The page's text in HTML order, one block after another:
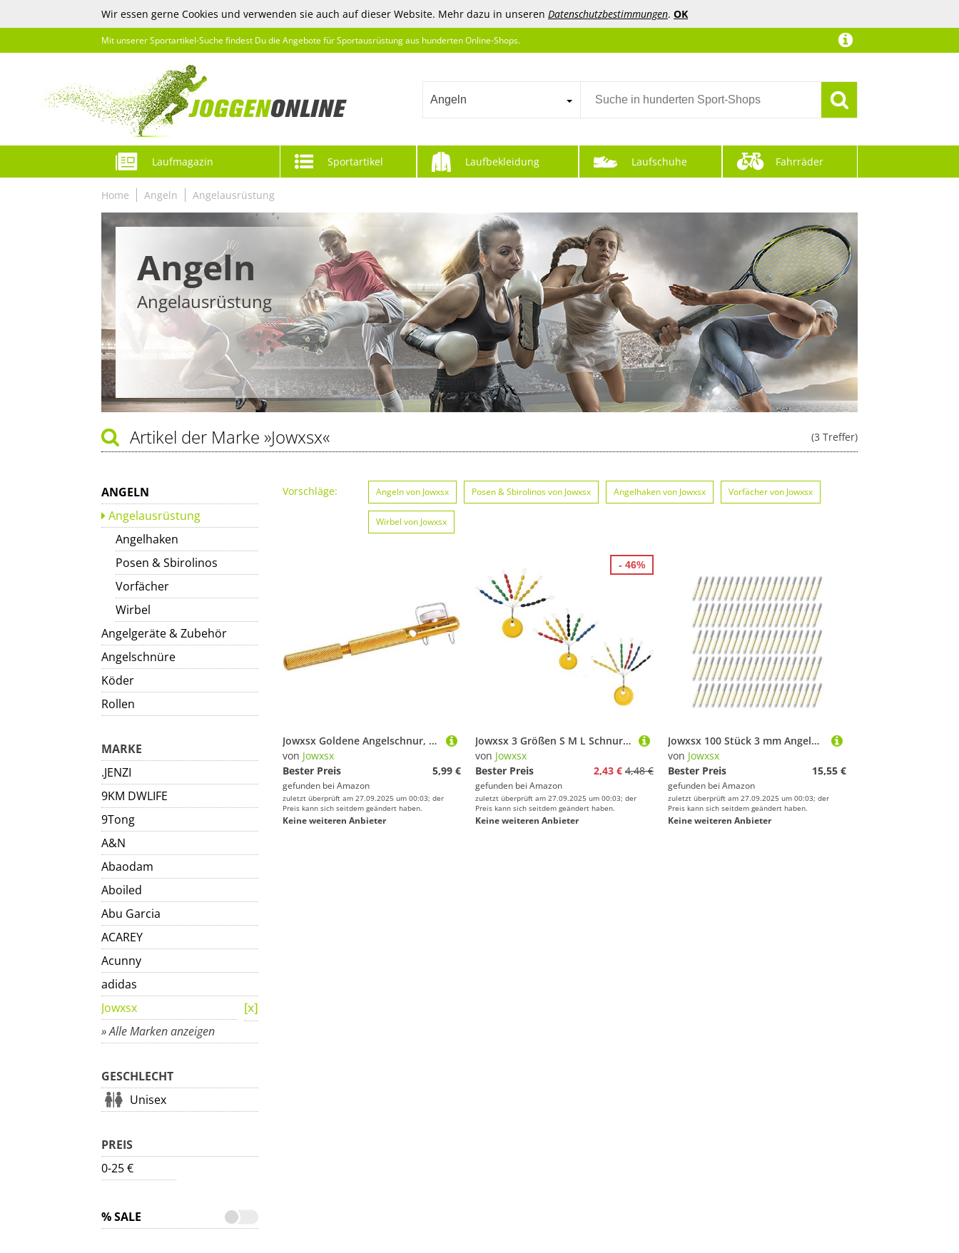
Wir essen gerne Cookies und verwenden sie auch auf dieser Website. Mehr dazu in unseren Datenschutzbestimmungen. OK
Mit unserer Sportartikel-Suche findest Du die Angebote für Sportausrüstung aus hunderten Online-Shops.
Angeln
Laufmagazin Sportartikel Laufbekleidung Laufschuhe Fahrräder
Home Angeln Angelausrüstung
Angeln
Angelausrüstung
(3 Treffer)
Artikel der Marke »Jowxsx«
ANGELN
Angelausrüstung
Angelhaken
Posen & Sbirolinos
Vorfächer
Wirbel
Angelgeräte & Zubehör
Angelschnüre
Köder
Rollen
MARKE
.JENZI
9KM DWLIFE
9Tong
A&N
Abaodam
Aboiled
Abu Garcia
ACAREY
Acunny
adidas
Jowxsx
» Alle Marken anzeigen
GESCHLECHT
Unisex
PREIS
0-25 €
% SALE
Vorschläge: Angeln von Jowxsx Posen & Sbirolinos von Jowxsx Angelhaken von Jowxsx Vorfächer von Jowxsx
Wirbel von Jowxsx
Jowxsx Goldene Angelschnur, Knotenbindungswerkzeug, manuell, tragbar, schnelle Angelschnur, Knoten, Knoten, Angelhaken, Bindewerkzeug, schnelles Angelzubehör, Zange und Werkzeuge
von Jowxsx
Bester Preis
5,99 €
gefunden bei Amazon
zuletzt überprüft am 27.09.2025 um 00:03; der
Preis kann sich seitdem geändert haben.
Keine weiteren Anbieter
Jowxsx 3 Größen S M L Schnurstopper Set 90 Stück Vorteilspack Gummistopper für Posen Angeln Wirbel Spirolino Vorfach Angelzubehör Angelposen Stopper
von Jowxsx
Bester Preis
2,43 € 4,48 €
gefunden bei Amazon
zuletzt überprüft am 27.09.2025 um 00:03; der
Preis kann sich seitdem geändert haben.
Keine weiteren Anbieter
- 46%
Jowxsx 100 Stück 3 mm Angelposen, Leuchtstab, fluoreszierend, dunkel, Leuchtstäbe, Angelposen, Zubehör, Korken, Posen, Angelzubehör, Angelkorken, Schwimmer und Bobber
von Jowxsx
Bester Preis
15,55 €
gefunden bei Amazon
zuletzt überprüft am 27.09.2025 um 00:03; der
Preis kann sich seitdem geändert haben.
Keine weiteren Anbieter